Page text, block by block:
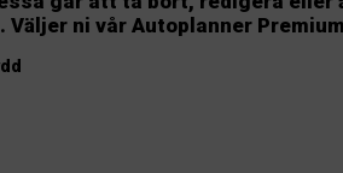
ni vår Autoplanner